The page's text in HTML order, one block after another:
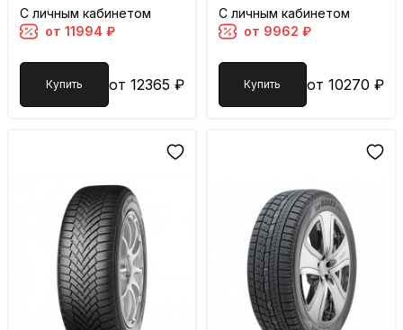
С личным кабинетом
от 11994 ₽
Купить от 12365 ₽
С личным кабинетом
от 9962 ₽
Купить от 10270 ₽